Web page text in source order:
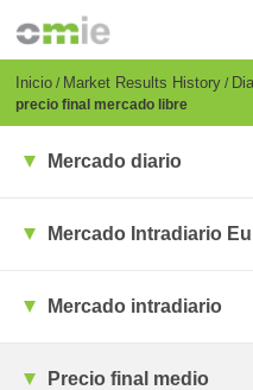
principal
Breadcrumb
Inicio Market Results History
precio final mercado libre
Mercado diario
Mercado Intradiario
Mercado intradiario
Precio final medio